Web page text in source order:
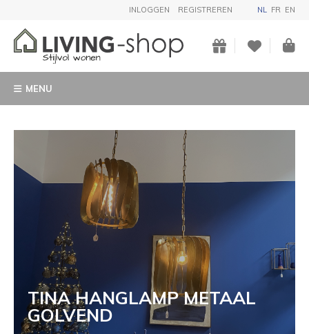
INLOGGEN REGISTREREN NL FR EN
MENU
TINA HANGLAMP METAAL
GOLVEND